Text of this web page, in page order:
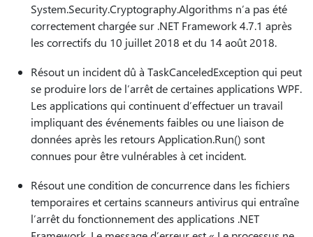
System.Security.Cryptography.Algorithms n’a pas été
correctement chargée sur .NET Framework 4.7.1 après
les correctifs du 10 juillet 2018 et du 14 août 2018.
Résout un incident dû à TaskCanceledException qui peut
se produire lors de l’arrêt de certaines applications WPF.
Les applications qui continuent d’effectuer un travail
impliquant des événements faibles ou une liaison de
données après les retours Application.Run() sont
connues pour être vulnérables à cet incident.
Résout une condition de concurrence dans les fichiers
temporaires et certains scanneurs antivirus qui entraîne
l’arrêt du fonctionnement des applications .NET